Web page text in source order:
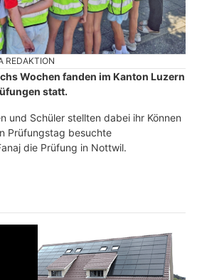
REDAKTION
Wochen fanden im Kanton Luzern
statt.
und Schüler stellten dabei ihr Können
Prüfungstag besuchte
die Prüfung in Nottwil.